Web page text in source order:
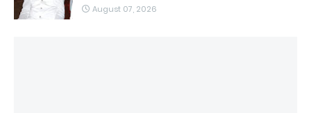
August 07, 2026